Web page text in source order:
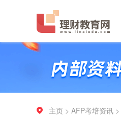
主页 > AFP考培资讯 >